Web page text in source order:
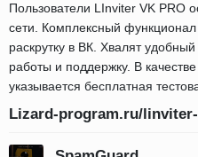
Пользователи LInviter VK PRO
сети. Комплексный функционал
раскрутку в ВК. Хвалят
работы и поддержку. В
указывается бесплатная
Lizard-program.ru/